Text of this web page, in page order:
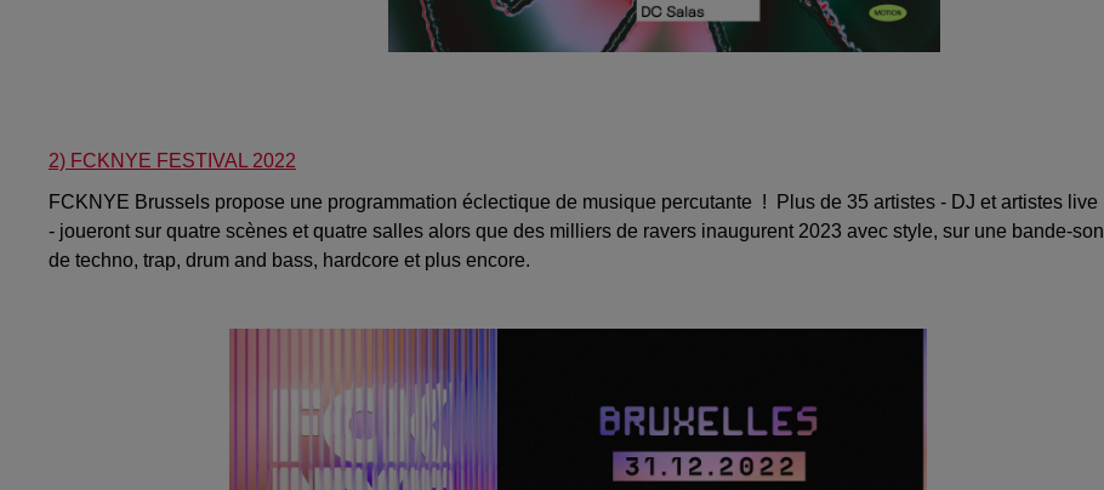
2) FCKNYE FESTIVAL 2022
FCKNYE Brussels propose une programmation éclectique de musique percutante !
Plus de 35 artistes - DJ et artistes live
- joueront sur quatre scènes et quatre salles alors que des milliers de ravers inaugurent 2023 avec style, sur une bande-son
de techno, trap, drum and bass, hardcore et plus encore.